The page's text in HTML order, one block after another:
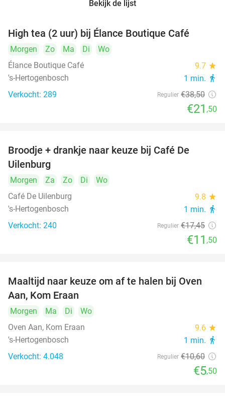
Bekijk de lijst
High tea (2 uur) bij Élance Boutique Café
Morgen Zo Ma Di
Wo
Élance Boutique Café
9.7 star
's-Hertogenbosch 1 min. directions_walk
Verkocht: 289 Regulier €38,50
€21 ,50
Broodje + drankje naar keuze bij Café De
Uilenburg
Morgen Za Zo Di
Wo
Café De Uilenburg
9.8 star
's-Hertogenbosch 1 min. directions_walk
Verkocht: 240 Regulier €17,45
€11 ,50
48%
Maaltijd naar keuze om af te halen bij Oven
Aan, Kom Eraan
Morgen Ma Di
Wo
Oven Aan, Kom Eraan
9.6 star
's-Hertogenbosch 1 min. directions_walk
Verkocht: 4.048 Regulier €10,60
€5,50